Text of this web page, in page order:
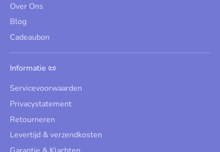
Over Ons
Blog
Cadeaubon
Informatie 📜
Servicevoorwaarden
Privacystatement
Retourneren
Levertijd & verzendkosten